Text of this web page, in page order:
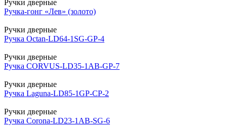
Ручки дверные
Ручка-гонг «Лев» (золото)
Ручки дверные
Ручка Octan-LD64-1SG-GP-4
Ручки дверные
Ручка CORVUS-LD35-1AB-GP-7
Ручки дверные
Ручка Laguna-LD85-1GP-CP-2
Ручки дверные
Ручка Corona-LD23-1AB-SG-6